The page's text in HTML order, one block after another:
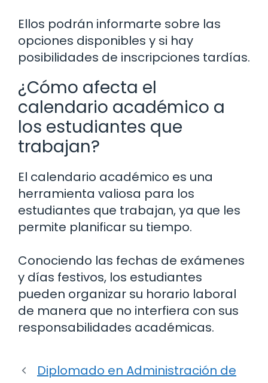
Ellos podrán informarte sobre las
opciones disponibles y si hay
posibilidades de inscripciones tardías.
¿Cómo afecta el
calendario académico a
los estudiantes que
trabajan?
El calendario académico es una
herramienta valiosa para los
estudiantes que trabajan, ya que les
permite planificar su tiempo.
Conociendo las fechas de exámenes
y días festivos, los estudiantes
pueden organizar su horario laboral
de manera que no interfiera con sus
responsabilidades académicas.
Diplomado en Administración de